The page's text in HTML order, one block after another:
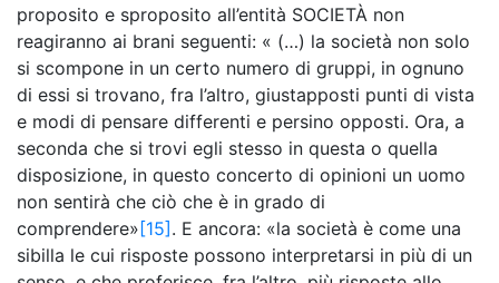
proposito e sproposito all’entità SOCIETÀ non
reagiranno ai brani seguenti: « (…) la società non solo
si scompone in un certo numero di gruppi, in ognuno
di essi si trovano, fra l’altro, giustapposti punti di vista
e modi di pensare differenti e persino opposti. Ora, a
seconda che si trovi egli stesso in questa o quella
disposizione, in questo concerto di opinioni un uomo
non sentirà che ciò che è in grado di
comprendere»[15]. E ancora: «la società è come una
sibilla le cui risposte possono interpretarsi in più di un